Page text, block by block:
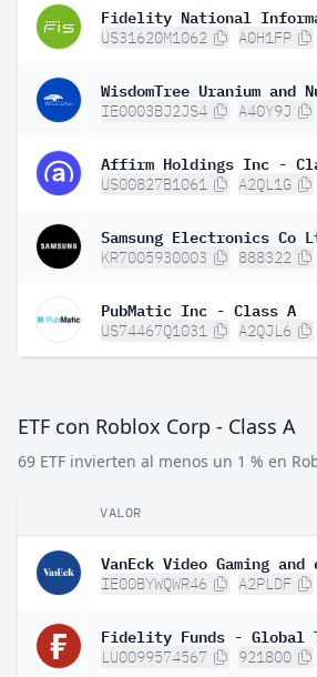
Fidelity National
US31620M1062 A0H1FP
IE0003BJ2JS4 A40Y9J
Affirm Holdings Inc -
US00827B1061 A2QL1G
Samsung Electronics Co
KR7005930003 888322
PubMatic Inc - Class A
US74467Q1031 A2QJL6
ETF con Roblox Corp - Class A
69 ETF invierten al menos un 1 % en
VALOR
VanEck Video Gaming and
IE00BYWQWR46 A2PLDF
LU0099574567 921800